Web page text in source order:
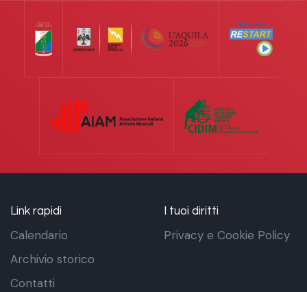
Link rapidi
Calendario
Archivio storico
Contatti
I tuoi diritti
Privacy e Cookie Policy